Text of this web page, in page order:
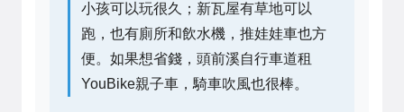
小孩可以玩很久；新瓦屋有草地可以
跑，也有廁所和飲水機，推娃娃車也方
便。如果想省錢，頭前溪自行車道租
YouBike親子車，騎車吹風也很棒。